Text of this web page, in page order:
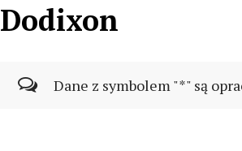
Dodixon
Dane z symbolem "*" są